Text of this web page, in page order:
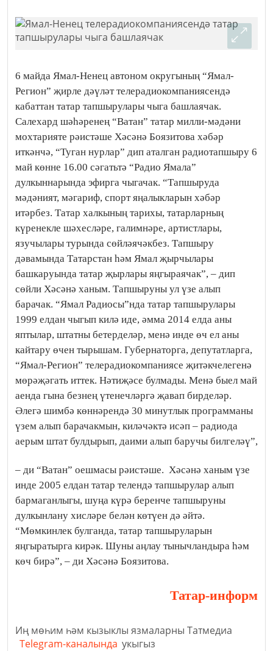
6 майда Ямал-Ненец автоном округының “Ямал-
Регион” җирле дәүләт телерадиокомпаниясендә
кабаттан татар тапшырулары чыга башлаячак.
Салехард шәһәренең “Ватан” татар милли-мәдәни
мохтарияте рәистәше Хәсәнә Боязитова хәбәр
иткәнчә, “Туган нурлар” дип аталган радиотапшыру 6
май көнне 16.00 сәгатьтә “Радио Ямала”
дулкыннарында эфирга чыгачак. “Тапшыруда
мәдәният, мәгариф, спорт яңалыкларын хәбәр
итәрбез. Татар халкының тарихы, татарларның
күренекле шәхесләре, галимнәре, артистлары,
язучылары турында сөйләячәкбез. Тапшыру
дәвамында Татарстан һәм Ямал җырчылары
башкаруында татар җырлары яңгыраячак”, – дип
сөйли Хәсәнә ханым. Тапшыруны ул үзе алып
барачак. “Ямал Радиосы”нда татар тапшырулары
1999 елдан чыгып килә иде, әмма 2014 елда аны
яптылар, штатны бетерделәр, менә инде өч ел аны
кайтару өчен тырышам. Губернаторга, депутатларга,
“Ямал-Регион” телерадиокомпаниясе җитәкчелегенә
мөрәҗәгать иттек. Нәтиҗәсе булмады. Менә быел май
аенда гына безнең үтенечләргә җавап бирделәр.
Әлегә шимбә көннәрендә 30 минутлык программаны
үзем алып барачакмын, киләчәктә исәп – радиода
аерым штат булдырып, даими алып баручы билгеләү”,
– ди “Ватан” оешмасы рәистәше. Хәсәнә ханым үзе
инде 2005 елдан татар телендә тапшырулар алып
бармаганлыгы, шуңа күрә беренче тапшыруны
дулкынлану хисләре белән көтүен дә әйтә.
“Мөмкинлек булганда, татар тапшыруларын
яңгыратырга кирәк. Шуны аңлау тынычландыра һәм
көч бирә”, – ди Хәсәнә Боязитова.
Татар-информ
Иң мөһим һәм кызыклы язмаларны Татмедиа
Telegram-каналында укыгыз